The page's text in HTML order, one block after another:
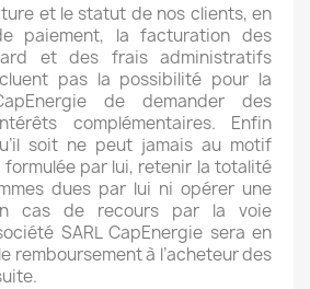
et le statut de nos clients, en
paiement, la facturation des
et des frais administratifs
pas la possibilité pour la
de demander des
complémentaires. Enfin
soit ne peut jamais au motif
formulée par lui, retenir la totalité
dues par lui ni opérer une
cas de recours par la voie
SARL CapEnergie sera en
remboursement à l’acheteur des